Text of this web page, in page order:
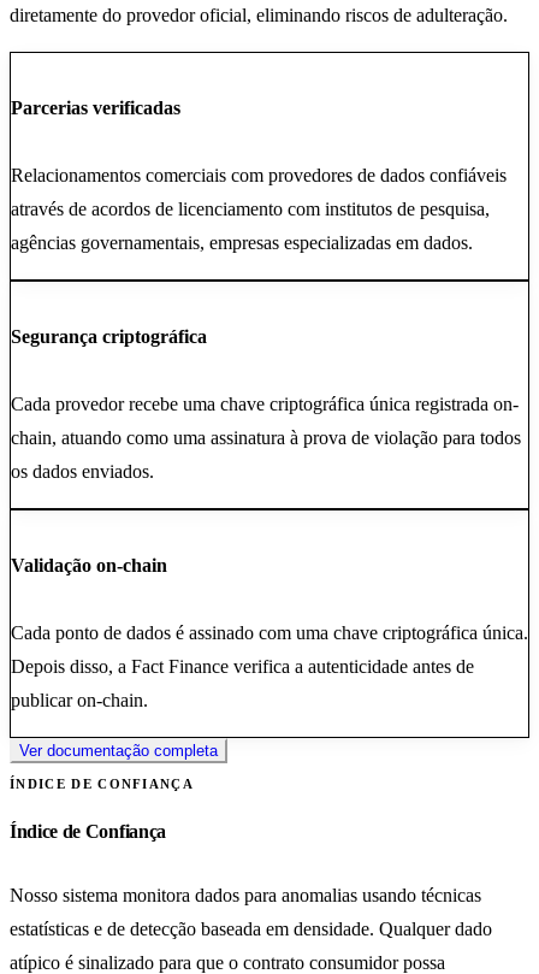
diretamente do provedor oficial, eliminando riscos de adulteração.
Parcerias verificadas
Relacionamentos comerciais com provedores de dados confiáveis
através de acordos de licenciamento com institutos de pesquisa,
agências governamentais, empresas especializadas em dados.
Segurança criptográfica
Cada provedor recebe uma chave criptográfica única registrada on-
chain, atuando como uma assinatura à prova de violação para todos
os dados enviados.
Validação on-chain
Cada ponto de dados é assinado com uma chave criptográfica única.
Depois disso, a Fact Finance verifica a autenticidade antes de
publicar on-chain.
Ver documentação completa
ÍNDICE DE CONFIANÇA
Índice de Confiança
Nosso sistema monitora dados para anomalias usando técnicas
estatísticas e de detecção baseada em densidade. Qualquer dado
atípico é sinalizado para que o contrato consumidor possa